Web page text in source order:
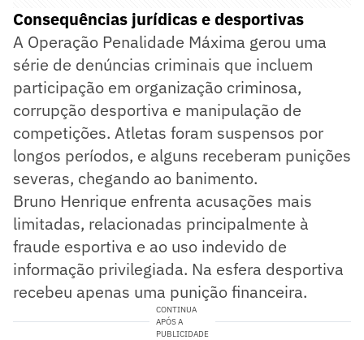
Consequências jurídicas e desportivas
A Operação Penalidade Máxima gerou uma
série de denúncias criminais que incluem
participação em organização criminosa,
corrupção desportiva e manipulação de
competições. Atletas foram suspensos por
longos períodos, e alguns receberam punições
severas, chegando ao banimento.
Bruno Henrique enfrenta acusações mais
limitadas, relacionadas principalmente à
fraude esportiva e ao uso indevido de
informação privilegiada. Na esfera desportiva
recebeu apenas uma punição financeira.
CONTINUA
APÓS A
PUBLICIDADE